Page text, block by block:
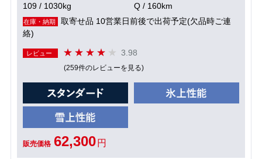
109 / 1030kg Q / 160km
在庫・納期
取寄せ品 10営業日前後で出荷予定(欠品時ご連
絡)
レビュー 3.98
(259件のレビューを見る)
販売価格 62,300 円